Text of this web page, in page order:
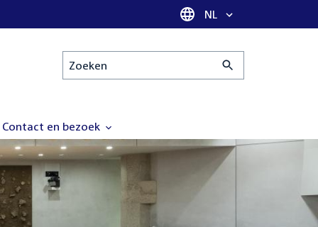
Taal selectie
NL
Zoeken
Contact en bezoek